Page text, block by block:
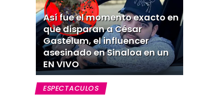
Así fue el momento exacto en
que disparan a César
Gastélum, el influencer
asesinado en Sinaloa en un
EN VIVO
ESPECTACULOS